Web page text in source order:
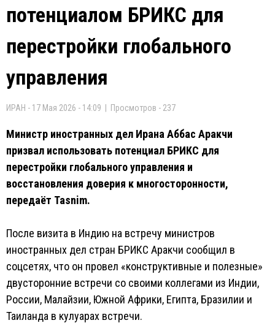
потенциалом БРИКС для
перестройки глобального
управления
ИРАН - 17 Мая 2026 - 14:09 | Просмотров - 237
Министр иностранных дел Ирана Аббас Аракчи
призвал использовать потенциал БРИКС для
перестройки глобального управления и
восстановления доверия к многосторонности,
передаёт Tasnim.
После визита в Индию на встречу министров
иностранных дел стран БРИКС Аракчи сообщил в
соцсетях, что он провел «конструктивные и полезные»
двусторонние встречи со своими коллегами из Индии,
России, Малайзии, Южной Африки, Египта, Бразилии и
Таиланда в кулуарах встречи.